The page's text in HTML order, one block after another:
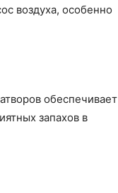
воздуха, особенно
обеспечивает
запахов в